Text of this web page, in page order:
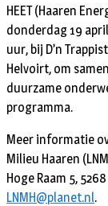
HEET (Haaren
donderdag 19
uur, bij D’n
Helvoirt, om
duurzame
programma.
Meer informatie
Milieu Haaren
Hoge Raam 5,
LNMH@planet.nl.